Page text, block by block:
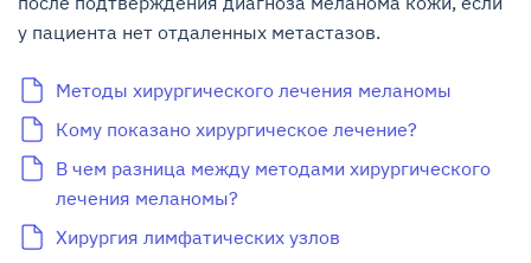
у пациента нет отдаленных метастазов.
Методы хирургического лечения меланомы
Кому показано хирургическое лечение?
В чем разница между методами хирургического
лечения меланомы?
Хирургия лимфатических узлов